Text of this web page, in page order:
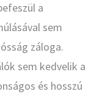
a
sem
záloga.
sem kedvelik a
és hosszú